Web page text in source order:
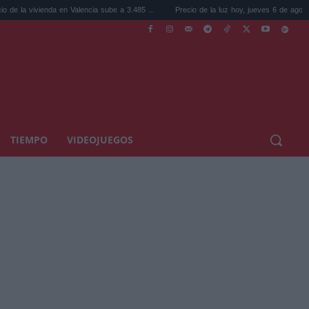
en Valencia sube a 3.485 ... Precio de la luz hoy, jueves 6 de agosto: la hora
TIEMPO VIDEOJUEGOS